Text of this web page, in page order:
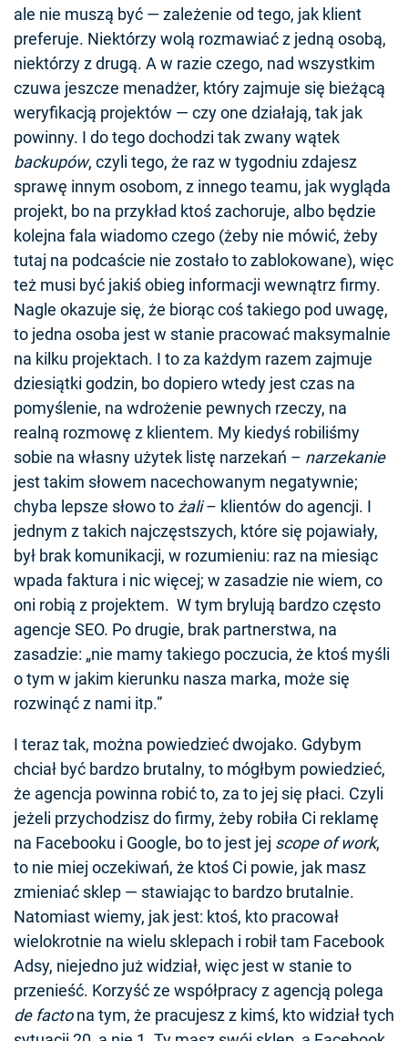
ale nie muszą być — zależenie od tego, jak klient
preferuje. Niektórzy wolą rozmawiać z jedną osobą,
niektórzy z drugą. A w razie czego, nad wszystkim
czuwa jeszcze menadżer, który zajmuje się bieżącą
weryfikacją projektów — czy one działają, tak jak
powinny. I do tego dochodzi tak zwany wątek
backupów, czyli tego, że raz w tygodniu zdajesz
sprawę innym osobom, z innego teamu, jak wygląda
projekt, bo na przykład ktoś zachoruje, albo będzie
kolejna fala wiadomo czego (żeby nie mówić, żeby
tutaj na podcaście nie zostało to zablokowane), więc
też musi być jakiś obieg informacji wewnątrz firmy.
Nagle okazuje się, że biorąc coś takiego pod uwagę,
to jedna osoba jest w stanie pracować maksymalnie
na kilku projektach. I to za każdym razem zajmuje
dziesiątki godzin, bo dopiero wtedy jest czas na
pomyślenie, na wdrożenie pewnych rzeczy, na
realną rozmowę z klientem. My kiedyś robiliśmy
sobie na własny użytek listę narzekań – narzekanie
jest takim słowem nacechowanym negatywnie;
chyba lepsze słowo to żali– klientów do agencji. I
jednym z takich najczęstszych, które się pojawiały,
był brak komunikacji, w rozumieniu: raz na miesiąc
wpada faktura i nic więcej; w zasadzie nie wiem, co
oni robią z projektem. W tym brylują bardzo często
agencje SEO. Po drugie, brak partnerstwa, na
zasadzie: „nie mamy takiego poczucia, że ktoś myśli
o tym w jakim kierunku nasza marka, może się
rozwinąć z nami itp.”
I teraz tak, można powiedzieć dwojako. Gdybym
chciał być bardzo brutalny, to mógłbym powiedzieć,
że agencja powinna robić to, za to jej się płaci. Czyli
jeżeli przychodzisz do firmy, żeby robiła Ci reklamę
na Facebooku i Google, bo to jest jej scope of work,
to nie miej oczekiwań, że ktoś Ci powie, jak masz
zmieniać sklep — stawiając to bardzo brutalnie.
Natomiast wiemy, jak jest: ktoś, kto pracował
wielokrotnie na wielu sklepach i robił tam Facebook
Adsy, niejedno już widział, więc jest w stanie to
przenieść. Korzyść ze współpracy z agencją polega
de factona tym, że pracujesz z kimś, kto widział tych